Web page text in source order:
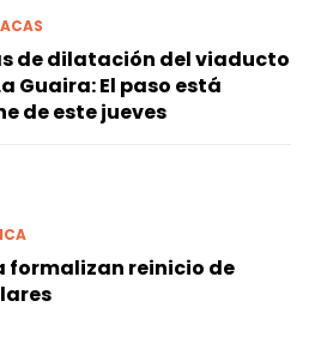
de dilatación del viaducto
Guaira: El paso está
de este jueves
formalizan reinicio de